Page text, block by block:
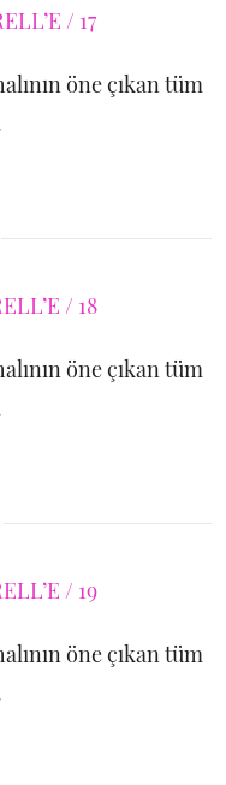
öne çıkan tüm
öne çıkan tüm
öne çıkan tüm